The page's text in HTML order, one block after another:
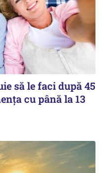
să le faci după 45
cu până la 13